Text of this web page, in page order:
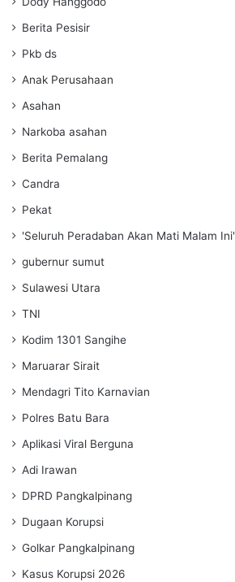
Berita Pesisir
Pkb ds
Anak Perusahaan
Asahan
Narkoba asahan
Berita Pemalang
Candra
Pekat
'Seluruh Peradaban Akan Mati Malam Ini'
gubernur sumut
Sulawesi Utara
TNI
Kodim 1301 Sangihe
Maruarar Sirait
Mendagri Tito Karnavian
Polres Batu Bara
Aplikasi Viral Berguna
Adi Irawan
DPRD Pangkalpinang
Dugaan Korupsi
Golkar Pangkalpinang
Kasus Korupsi 2026